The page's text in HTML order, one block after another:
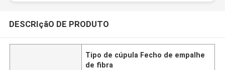
DESCRIçãO DE PRODUTO
Tipo de cúpula Fecho de empalhe
de fibra